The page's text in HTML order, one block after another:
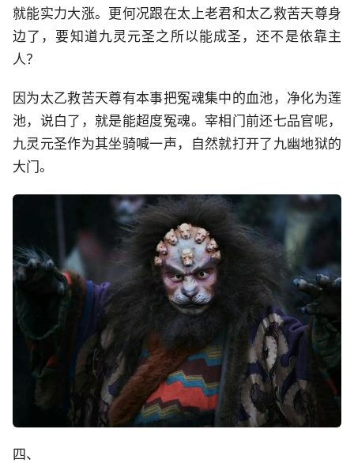
就能实力大涨。更何况跟在太上老君和太乙救苦天尊身
边了，要知道九灵元圣之所以能成圣，还不是依靠主
人？
因为太乙救苦天尊有本事把冤魂集中的血池，净化为莲
池，说白了，就是能超度冤魂。宰相门前还七品官呢，
九灵元圣作为其坐骑喊一声，自然就打开了九幽地狱的
大门。
四、